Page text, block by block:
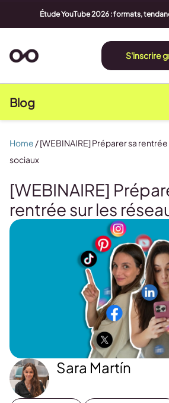
Étude YouTube 2026 : formats,
S'inscrire
Blog
[WEBINAIRE]
rentrée sur les
Sara Martín
Home /[WEBINAIRE] Préparer sa
sociaux